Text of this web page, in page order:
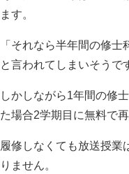
ます。
「それなら半年間の修士
と言われてしまいそうで
しかしながら1年間の修
た場合2学期目に無料で
履修しなくても放送授業
りません。